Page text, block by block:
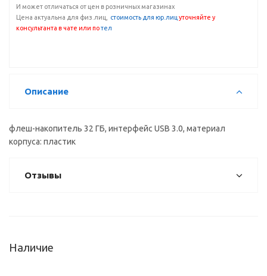
И может отличаться от цен в розничных магазинах
Цена актуальна для физ.лиц,
стоимость для юр.лиц уточняйте у
консультанта в чате или потел
Описание
флеш-накопитель 32 ГБ, интерфейс USB 3.0, материал
корпуса: пластик
Отзывы
Наличие